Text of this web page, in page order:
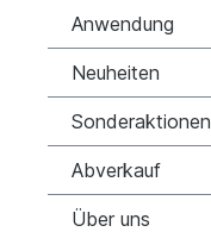
Anwendung
Neuheiten
Sonderaktionen
Abverkauf
Über uns